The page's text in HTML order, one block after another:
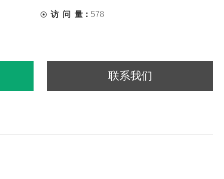
访 问 量： 578
联系我们